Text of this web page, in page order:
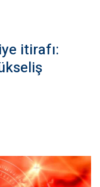
itirafı: